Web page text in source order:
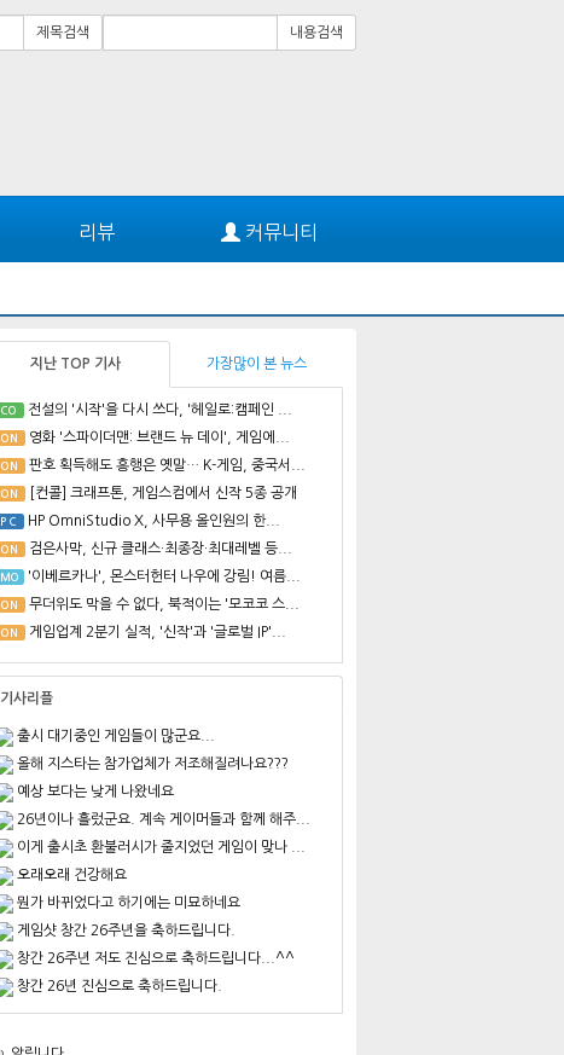
제목검색 내용검색
리뷰 커뮤니티
지난 TOP 기사 가장많이 본 뉴스
CO 전설의 '시작'을 다시 쓰다, '헤일로:캠페인 ...
ON 영화 '스파이더맨: 브랜드 뉴 데이', 게임에...
ON 판호 획득해도 흥행은 옛말… K-게임, 중국서...
ON [컨콜] 크래프톤, 게임스컴에서 신작 5종 공개
PC HP OmniStudio X, 사무용 올인원의 한...
ON 검은사막, 신규 클래스·최종장·최대레벨 등...
MO '이베르카나', 몬스터헌터 나우에 강림! 여름...
ON 무더위도 막을 수 없다, 북적이는 '모코코 스...
ON 게임업계 2분기 실적, '신작'과 '글로벌 IP'...
기사리플
출시 대기중인 게임들이 많군요...
올해 지스타는 참가업체가 저조해질려나요???
예상 보다는 낮게 나왔네요
26년이나 흘렀군요. 계속 게이머들과 함께 해주...
이게 출시초 환불러시가 줄지었던 게임이 맞나 ...
오래오래 건강해요
뭔가 바뀌었다고 하기에는 미묘하네요
게임샷 창간 26주년을 축하드립니다.
창간 26주년 저도 진심으로 축하드립니다...^^
창간 26년 진심으로 축하드립니다.